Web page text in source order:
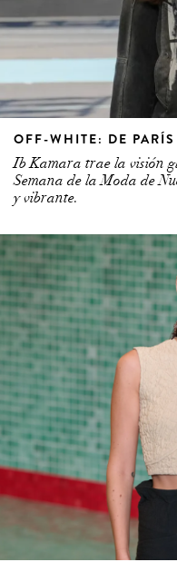
OFF-WHITE: DE
Ib Kamara trae la visión
Semana de la Moda de
y vibrante.